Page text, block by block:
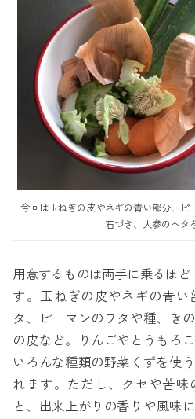
今回は玉ねぎの皮やネギの青い部分、ピ
石づき、人参のヘタ
用意するものは両手に乗るほ
す。玉ねぎの皮やネギの青い
タ、ピーマンのワタや種、き
の皮など。りんごやとうもろ
いろんな種類の野菜くずを使
れます。ただし、クセや苦味
と、出来上がりの香りや風味